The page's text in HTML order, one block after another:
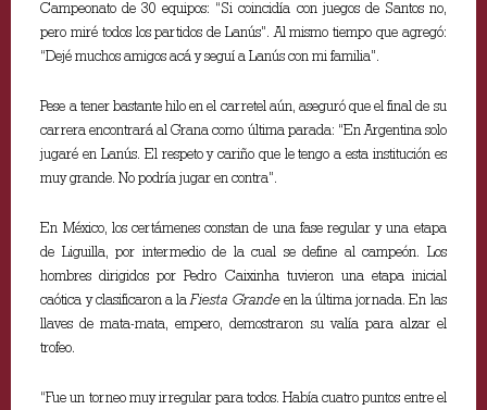
Campeonato de 30 equipos: “Si coincidía con juegos de Santos no,
pero miré todos los partidos de Lanús”. Al mismo tiempo que agregó:
“Dejé muchos amigos acá y seguí a Lanús con mi familia”.
Pese a tener bastante hilo en el carretel aún, aseguró que el final de su
carrera encontrará al Grana como última parada: “En Argentina solo
jugaré en Lanús. El respeto y cariño que le tengo a esta institución es
muy grande. No podría jugar en contra”.
En México, los certámenes constan de una fase regular y una etapa
de Liguilla, por intermedio de la cual se define al campeón. Los
hombres dirigidos por Pedro Caixinha tuvieron una etapa inicial
caótica y clasificaron a laFiesta Grandeen la última jornada. En las
llaves de mata-mata, empero, demostraron su valía para alzar el
trofeo.
“Fue un torneo muy irregular para todos. Había cuatro puntos entre el